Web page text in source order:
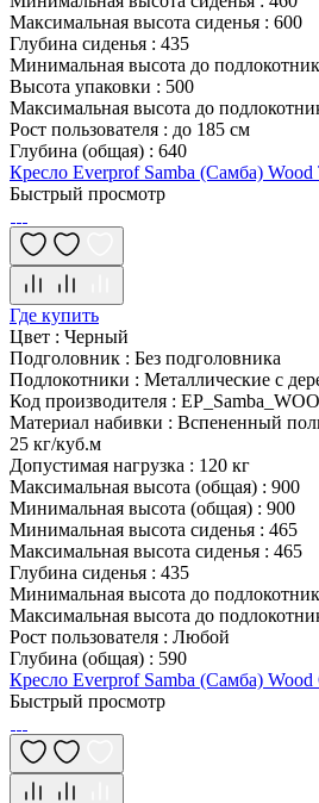
Максимальная высота сиденья : 600
Глубина сиденья : 435
Минимальная высота до
Высота упаковки : 500
Максимальная высота до
Рост пользователя : до 185 см
Глубина (общая) : 640
Кресло Everprof Samba (Самба)
Быстрый просмотр
Где купить
Цвет : Черный
Подголовник : Без подголовника
Подлокотники : Металлические с
Код производителя :
Материал набивки : Вспененный
25 кг/куб.м
Допустимая нагрузка : 120 кг
Максимальная высота (общая) : 900
Минимальная высота (общая) : 900
Минимальная высота сиденья : 465
Максимальная высота сиденья : 465
Глубина сиденья : 435
Минимальная высота до
Максимальная высота до
Рост пользователя : Любой
Глубина (общая) : 590
Кресло Everprof Samba (Самба)
Быстрый просмотр